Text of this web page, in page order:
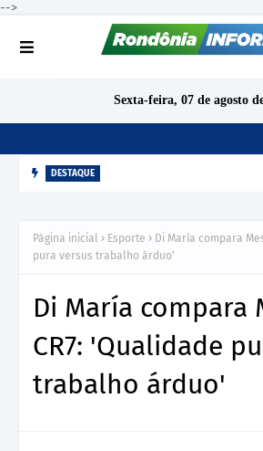
-->
Sexta-feira, 07 de agosto
DESTAQUE
Página inicial Esporte
Di María compara
pura versus trabalho árduo'
Di María compara
CR7: 'Qualidade
trabalho árduo'